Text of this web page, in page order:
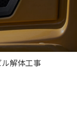
解体工事